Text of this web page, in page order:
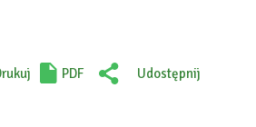
PDF
Udostępnij